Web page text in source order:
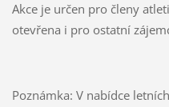
Akce je určen pro členy
otevřena i pro ostatní
Poznámka: V nabídce